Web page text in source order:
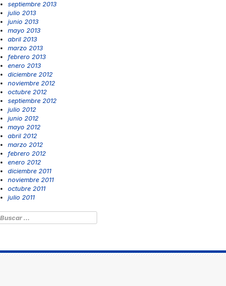
septiembre 2013
julio 2013
junio 2013
mayo 2013
abril 2013
marzo 2013
febrero 2013
enero 2013
diciembre 2012
noviembre 2012
octubre 2012
septiembre 2012
julio 2012
junio 2012
mayo 2012
abril 2012
marzo 2012
febrero 2012
enero 2012
diciembre 2011
noviembre 2011
octubre 2011
julio 2011
Buscar: